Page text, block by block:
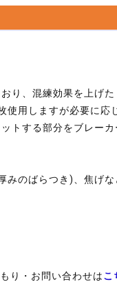
り、混練効果を上げた
使用しますが必要に応
トする部分をブレーカ
みのばらつき)、焦げな
り・お問い合わせはこ